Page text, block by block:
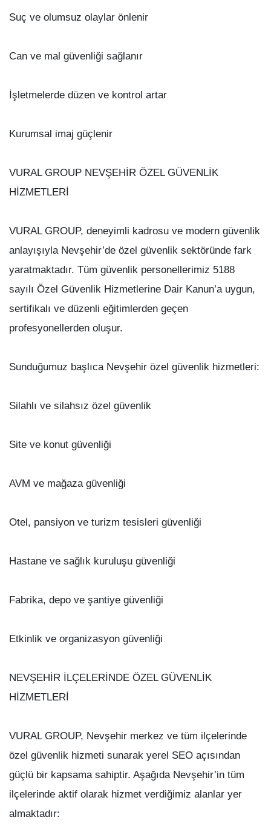
Suç ve olumsuz olaylar önlenir
Can ve mal güvenliği sağlanır
İşletmelerde düzen ve kontrol artar
Kurumsal imaj güçlenir
VURAL GROUP NEVŞEHİR ÖZEL GÜVENLİK
HİZMETLERİ
VURAL GROUP, deneyimli kadrosu ve modern güvenlik
anlayışıyla Nevşehir’de özel güvenlik sektöründe fark
yaratmaktadır. Tüm güvenlik personellerimiz 5188
sayılı Özel Güvenlik Hizmetlerine Dair Kanun’a uygun,
sertifikalı ve düzenli eğitimlerden geçen
profesyonellerden oluşur.
Sunduğumuz başlıca Nevşehir özel güvenlik hizmetleri:
Silahlı ve silahsız özel güvenlik
Site ve konut güvenliği
AVM ve mağaza güvenliği
Otel, pansiyon ve turizm tesisleri güvenliği
Hastane ve sağlık kuruluşu güvenliği
Fabrika, depo ve şantiye güvenliği
Etkinlik ve organizasyon güvenliği
NEVŞEHİR İLÇELERİNDE ÖZEL GÜVENLİK
HİZMETLERİ
VURAL GROUP, Nevşehir merkez ve tüm ilçelerinde
özel güvenlik hizmeti sunarak yerel SEO açısından
güçlü bir kapsama sahiptir. Aşağıda Nevşehir’in tüm
ilçelerinde aktif olarak hizmet verdiğimiz alanlar yer
almaktadır: